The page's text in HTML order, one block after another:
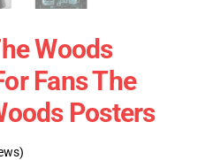
Woods
Fans The
Posters